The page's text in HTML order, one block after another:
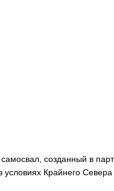
созданный в
Крайнего Севера